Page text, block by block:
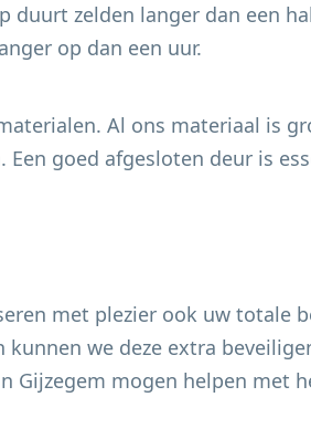
zelden langer dan een
op dan een uur.
Al ons materiaal is
goed afgesloten deur is
met plezier ook uw totale
we deze extra
Gijzegem mogen helpen met